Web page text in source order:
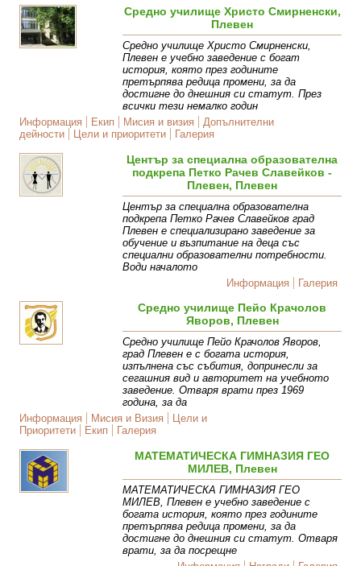
Средно училище Христо Смирненски,
Плевен
Средно училище Христо Смирненски,
Плевен е учебно заведение с богат
история, която през годините
претърпява редица промени, за да
достигне до днешния си статут. През
всички тези немалко годин
Информация
Екип Мисия и визия
Допълнителни
дейности
Цели и приоритети Галерия
Център за специална образователна
подкрепа Петко Рачев Славейков -
Плевен, Плевен
Център за специална образователна
подкрепа Петко Рачев Славейков град
Плевен е специализирано заведение за
обучение и възпитание на деца със
специални образователни потребности.
Води началото
Информация
Галерия
Средно училище Пейо Крачолов
Яворов, Плевен
Средно училище Пейо Крачолов Яворов,
град Плевен е с богата история,
изпълнена със събития, допринесли за
сегашния вид и авторитет на учебното
заведение. Отваря врати през 1969
година, за да
Информация
Мисия и Визия
Цели и
Приоритети
Екип Галерия
МАТЕМАТИЧЕСКА ГИМНАЗИЯ ГЕО
МИЛЕВ, Плевен
МАТЕМАТИЧЕСКА ГИМНАЗИЯ ГЕО
МИЛЕВ, Плевен е учебно заведение с
богата история, която през годините
претърпява редица промени, за да
достигне до днешния си статут. Отваря
врати, за да посрещне